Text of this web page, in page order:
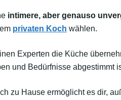
intimere, aber genauso
privaten Koch wählen.
Experten die Küche
und Bedürfnisse abgestimmt
zu Hause ermöglicht es dir,